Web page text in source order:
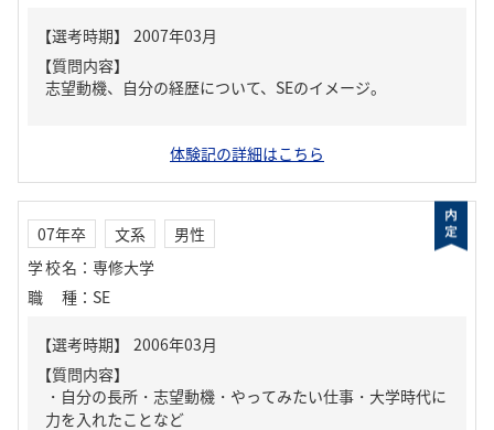
【質問内容】
志望動機、自分の経歴について、SEのイメージ。
体験記の詳細はこちら
07年卒 文系
男性
学校名 ： 専修大学
職種 ： SE
【質問内容】
・自分の長所・志望動機・やってみたい仕事・大学時代に
力を入れたことなど